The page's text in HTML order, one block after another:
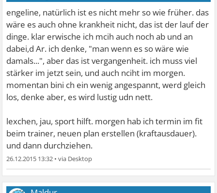
engeline, natürlich ist es nicht mehr so wie früher. das
wäre es auch ohne krankheit nicht, das ist der lauf der
dinge. klar erwische ich mcih auch noch ab und an
dabei,d Ar. ich denke, "man wenn es so wäre wie
damals...", aber das ist vergangenheit. ich muss viel
stärker im jetzt sein, und auch nciht im morgen.
momentan bini ch ein wenig angespannt, werd gleich
los, denke aber, es wird lustig udn nett.
lexchen, jau, sport hilft. morgen hab ich termin im fit
beim trainer, neuen plan erstellen (kraftausdauer).
und dann durchziehen.
26.12.2015 13:32 •